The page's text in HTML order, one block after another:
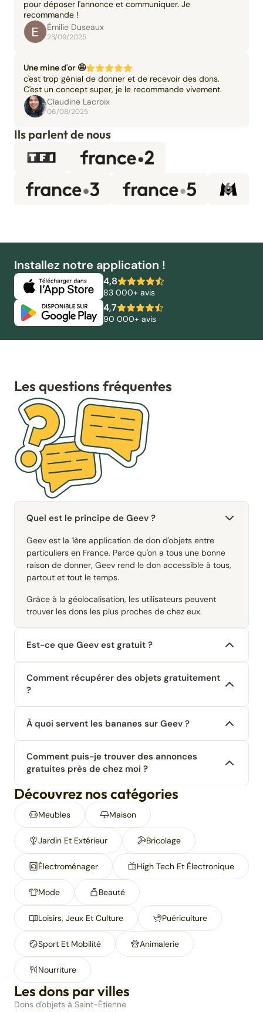
pour déposer l'annonce et communiquer. Je
recommande !
Émilie Duseaux
23/09/2025
Une mine d'or 🤩
c'est trop génial de donner et de recevoir des dons.
C'est un concept super, je le recommande vivement.
Claudine Lacroix
06/08/2025
Ils parlent de nous
Installez notre application !
4,8
83 000+ avis
4,7
90 000+ avis
Les questions fréquentes
Quel est le principe de Geev ?
Geev est la 1ère application de don d'objets entre
particuliers en France. Parce qu'on a tous une bonne
raison de donner, Geev rend le don accessible à tous,
partout et tout le temps.
Grâce à la géolocalisation, les utilisateurs peuvent
trouver les dons les plus proches de chez eux.
Est-ce que Geev est gratuit ?
Comment récupérer des objets gratuitement
?
À quoi servent les bananes sur Geev ?
Comment puis-je trouver des annonces
gratuites près de chez moi ?
Découvrez nos catégories
Meubles Maison
Jardin Et Extérieur Bricolage
Électroménager High Tech Et Électronique
Mode Beauté
Loisirs, Jeux Et Culture Puériculture
Sport Et Mobilité Animalerie
Nourriture
Les dons par villes
Dons d'objets à Saint-Étienne